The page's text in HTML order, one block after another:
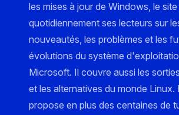
les mises à jour de Windows, le
quotidiennement ses lecteurs sur
nouveautés, les problèmes et les
évolutions du système
Microsoft. Il couvre aussi les
et les alternatives du monde Linux.
propose en plus des centaines de